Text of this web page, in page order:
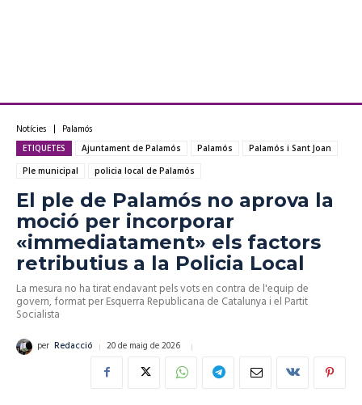
Notícies Palamós
ETIQUETES Ajuntament de Palamós Palamós
Palamós i Sant Joan
Ple municipal
policia local de Palamós
El ple de Palamós no aprova la
moció per incorporar
«immediatament» els factors
retributius a la Policia Local
La mesura no ha tirat endavant pels vots en contra de l'equip de
govern, format per Esquerra Republicana de Catalunya i el Partit
Socialista
per Redacció 20 de maig de 2026